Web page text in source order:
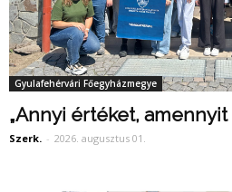
Gyulafehérvári Főegyházmegye
„Annyi értéket,
Szerk. - 2026. augusztus 01.